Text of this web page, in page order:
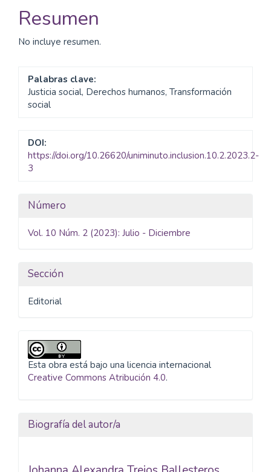
del
artículo
Resumen
No incluye resumen.
Palabras clave:
Justicia social, Derechos humanos, Transformación
social
DOI:
https://doi.org/10.26620/uniminuto.inclusion.10.2.2023.2-
3
Detalles
del
Número
Vol. 10 Núm. 2 (2023): Julio - Diciembre
Sección
Editorial
Esta obra está bajo una licencia internacional
Creative Commons Atribución 4.0.
Biografía del autor/a